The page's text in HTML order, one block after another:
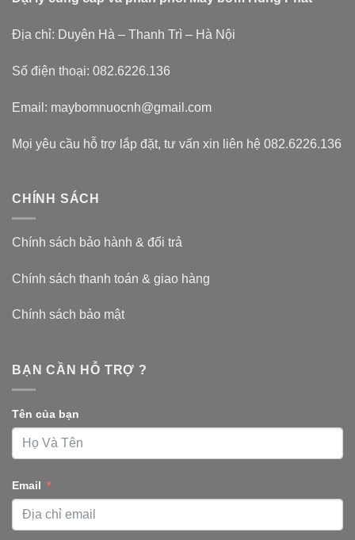
Địa chỉ: Duyên Hà – Thanh Trì – Hà Nội
Số điện thoại: 082.6226.136
Email: maybomnuocnh@gmail.com
Mọi yêu cầu hỗ trợ lắp đặt, tư vấn xin liên hệ 082.6226.136
CHÍNH SÁCH
Chính sách bảo hành & đổi trả
Chính sách thanh toán & giao hàng
Chính sách bảo mật
BẠN CẦN HỖ TRỢ ?
Tên của bạn
Email